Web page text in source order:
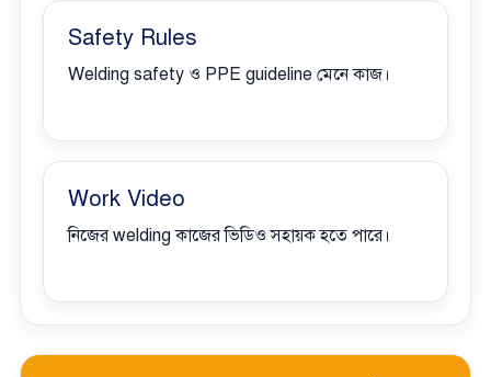
Safety Rules
Welding safety ও PPE guideline মেনে কাজ।
Work Video
নিজের welding কাজের ভিডিও সহায়ক হতে পারে।